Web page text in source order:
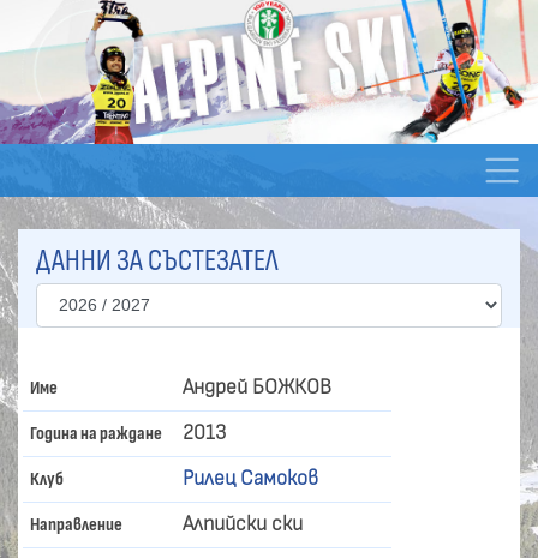
ДАННИ ЗА СЪСТЕЗАТЕЛ
Име Андрей БОЖКОВ
Година на раждане 2013
Клуб Рилец Самоков
Направление Алпийски ски